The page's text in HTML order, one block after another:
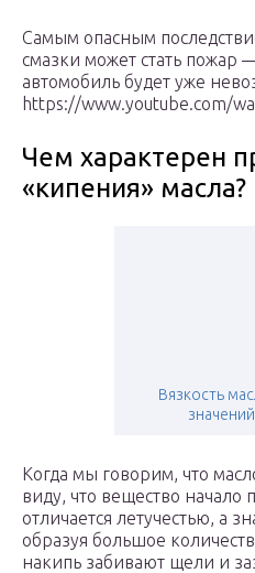
Самым опасным
смазки может стать пожар
автомобиль будет уже
https://www.youtube.com/
Чем характерен
«кипения» масла?
Вязкость
Когда мы говорим, что
виду, что вещество начало
отличается летучестью, а
образуя большое
накипь забивают щели и